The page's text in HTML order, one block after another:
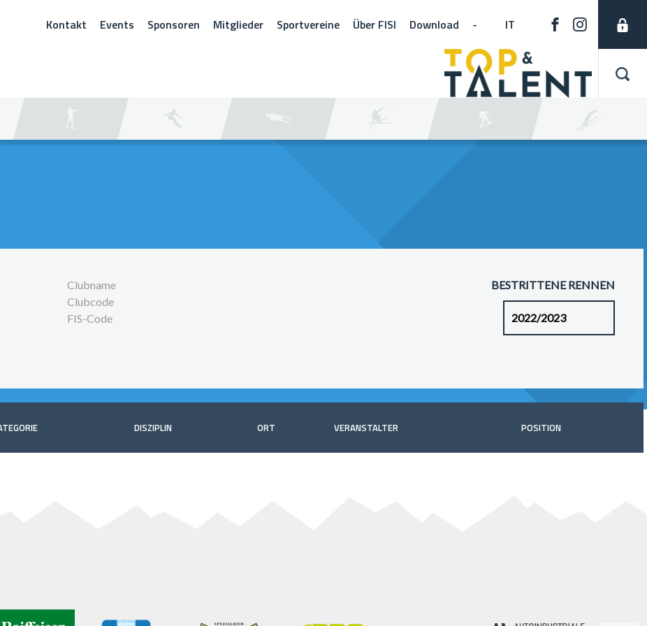
Kontakt Events Sponsoren Mitglieder Sportvereine Über FISI Download - IT
Clubname
Clubcode
FIS-Code
BESTRITTENE RENNEN
DISZIPLIN ORT VERANSTALTER POSITION